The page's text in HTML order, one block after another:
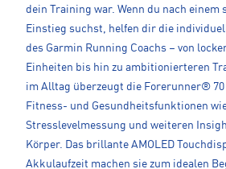
dein Training war. Wenn du nach
Einstieg suchst, helfen dir die
des Garmin Running Coachs – von
Einheiten bis hin zu ambitionierteren
im Alltag überzeugt die Forerunner®
Fitness- und Gesundheitsfunktionen
Stresslevelmessung und weiteren
Körper. Das brillante AMOLED
Akkulaufzeit machen sie zum idealen